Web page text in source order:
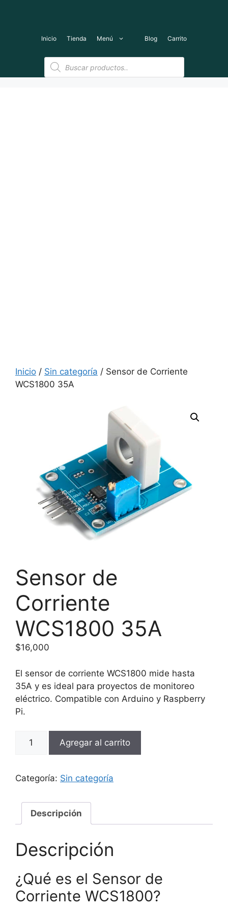
Inicio Tienda Menú Blog Carrito
Búsqueda
de
productos
Inicio / Sin categoría / Sensor de Corriente
WCS1800 35A
Sensor de
Corriente
WCS1800 35A
$16,000
El sensor de corriente WCS1800 mide hasta
35A y es ideal para proyectos de monitoreo
eléctrico. Compatible con Arduino y Raspberry
Pi.
Sensor
WCS1800
cantidad
Agregar al carrito
Categoría: Sin categoría
Descripción
Descripción
¿Qué es el Sensor de
Corriente WCS1800?